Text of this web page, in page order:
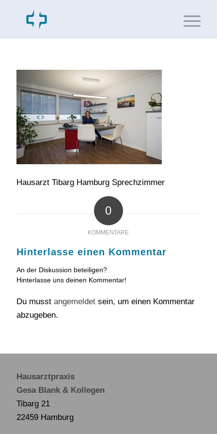
Hausarzt Tibarg Hamburg Sprechzimmer
0
KOMMENTARE
Hinterlasse einen Kommentar
An der Diskussion beteiligen?
Hinterlasse uns deinen Kommentar!
Du musst angemeldetsein, um einen Kommentar
abzugeben.
Hausarztpraxis
Gesa Blank & Kollegen
Tibarg 21
22459 Hamburg